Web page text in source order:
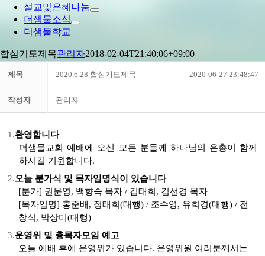
설교및은혜나눔
더샘물소식
더샘물학교
합심기도제목관리자2018-02-04T21:40:06+09:00
제목 2020.6.28 합심기도제목 2020-06-27 23:48:47
작성자 관리자
1.환영합니다
더샘물교회 예배에 오신 모든 분들께 하나님의 은총이 함께
하시길 기원합니다.
2.오늘 분가식 및 목자임명식이 있습니다
[분가] 권문영, 백향숙 목자/ 김태희 , 김선경 목자
[목자임명] 홍준배 , 정태희(대행) / 조수영, 유희경(대행) / 전
창식, 박상미(대행)
3.운영위 및 총목자모임 예고
오늘 예배 후에 운영위가 있습니다. 운영위원 여러분께서는